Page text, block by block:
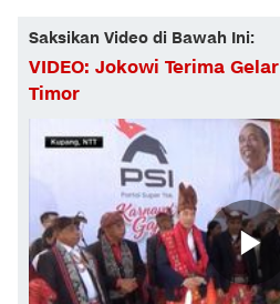
Saksikan Video di Bawah Ini:
VIDEO: Jokowi Terima
Timor